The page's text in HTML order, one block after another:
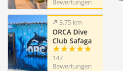
Bewertungen
3.75 km
ORCA Dive
Club Safaga
Amarina
Resort
147
Bewertungen